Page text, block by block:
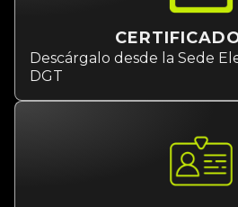
Descárgalo desde la Sede
DGT